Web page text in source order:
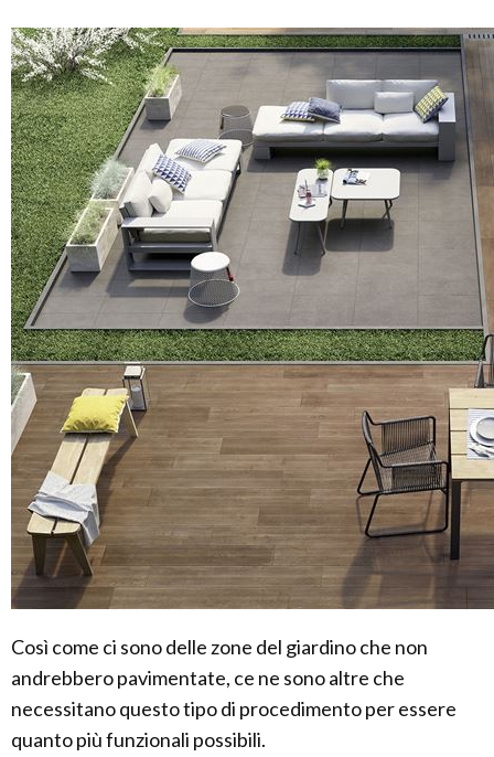
Così come ci sono delle zone del giardino che non
andrebbero pavimentate, ce ne sono altre che
necessitano questo tipo di procedimento per essere
quanto più funzionali possibili.